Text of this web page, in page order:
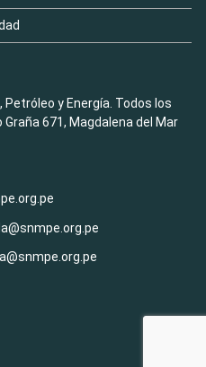
Petróleo y Energía. Todos los
671, Magdalena del Mar